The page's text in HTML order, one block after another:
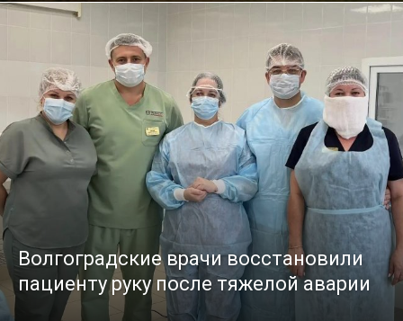
Волгоградские врачи восстановили
пациенту руку после тяжелой аварии